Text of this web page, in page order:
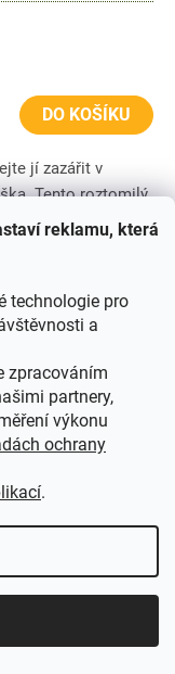
reklamu, která
technologie pro
a
zpracováním
partnery,
výkonu
ochrany
.
DO KOŠÍKU
jí zazářit v
Tento roztomilý
puntíky
info@garfoo.cz.